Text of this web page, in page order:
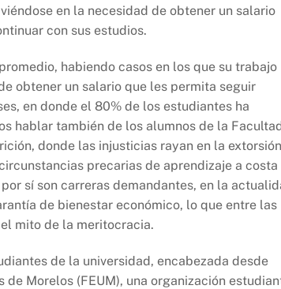
en la necesidad de obtener un salario
con sus estudios.
habiendo casos en los que su trabajo
obtener un salario que les permita seguir
en donde el 80% de los estudiantes ha
hablar también de los alumnos de la
donde las injusticias rayan en la extorsión
precarias de aprendizaje a costa
sí son carreras demandantes, en la
de bienestar económico, lo que entre las
mito de la meritocracia.
de la universidad, encabezada desde
Morelos (FEUM), una organización